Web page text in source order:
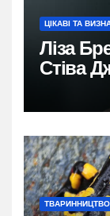
ЦІКАВІ ТА
Ліза
Стіва
ТВАРИННИЦТВО